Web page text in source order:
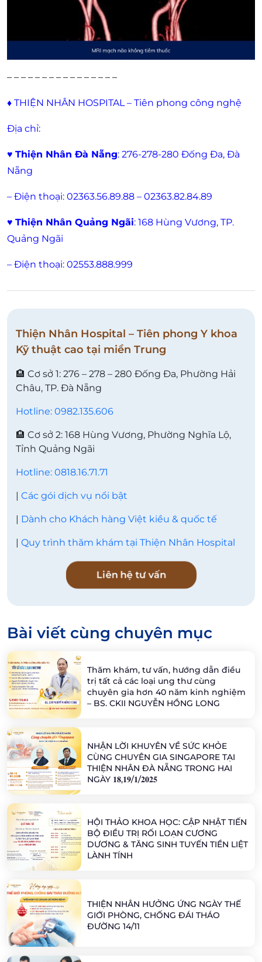
– – – – – – – – – – – – – – – –
♦ THIỆN NHÂN HOSPITAL – Tiên phong công nghệ
Địa chỉ:
♥ Thiện Nhân Đà Nẵng: 276-278-280 Đống Đa, Đà
Nẵng
– Điện thoại: 02363.56.89.88 – 02363.82.84.89
♥ Thiện Nhân Quảng Ngãi: 168 Hùng Vương, TP.
Quảng Ngãi
– Điện thoại: 02553.888.999
Thiện Nhân Hospital – Tiên phong Y khoa
Kỹ thuật cao tại miền Trung
🏨 Cơ sở 1: 276 – 278 – 280 Đống Đa, Phường Hải
Châu, TP. Đà Nẵng
Hotline: 0982.135.606
🏨 Cơ sở 2: 168 Hùng Vương, Phường Nghĩa Lộ,
Tỉnh Quảng Ngãi
Hotline: 0818.16.71.71
Các gói dịch vụ nổi bật
Dành cho Khách hàng Việt kiều & quốc tế
Quy trình thăm khám tại Thiện Nhân Hospital
Liên hệ tư vấn
Bài viết cùng chuyên mục
Thăm khám, tư vấn, hướng dẫn điều
trị tất cả các loại ung thư cùng
chuyên gia hơn 40 năm kinh nghiệm
– BS. CKII NGUYỄN HỒNG LONG
NHẬN LỜI KHUYÊN VỀ SỨC KHỎE
CÙNG CHUYÊN GIA SINGAPORE TẠI
THIỆN NHÂN ĐÀ NẴNG TRONG HAI
NGÀY 𝟏𝟖,𝟏𝟗/𝟏/𝟐𝟎𝟐𝟓
HỘI THẢO KHOA HỌC: CẬP NHẬT TIẾN
BỘ ĐIỀU TRỊ RỐI LOẠN CƯƠNG
DƯƠNG & TĂNG SINH TUYẾN TIỀN LIỆT
LÀNH TÍNH
THIỆN NHÂN HƯỞNG ỨNG NGÀY THẾ
GIỚI PHÒNG, CHỐNG ĐÁI THÁO
ĐƯỜNG 14/11